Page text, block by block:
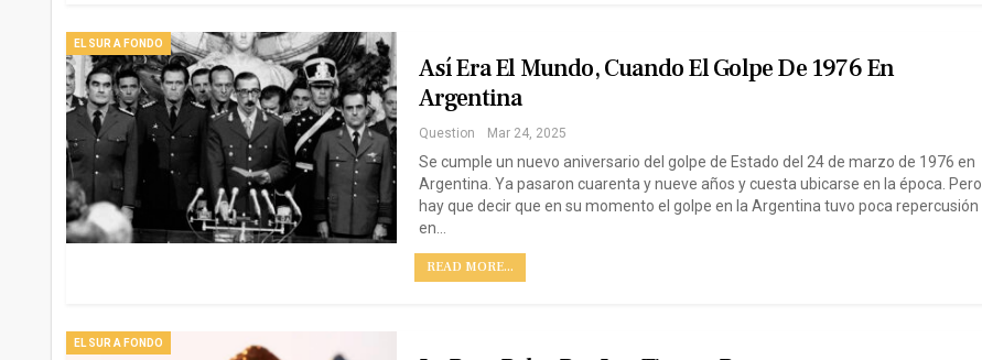
EL SUR A FONDO
Así Era El Mundo, Cuando El Golpe De 1976 En
Argentina
Question Mar 24, 2025
Se cumple un nuevo aniversario del golpe de Estado del 24 de marzo de 1976 en
Argentina. Ya pasaron cuarenta y nueve años y cuesta ubicarse en la época. Pero
hay que decir que en su momento el golpe en la Argentina tuvo poca repercusión
en…
READ MORE...
EL SUR A FONDO